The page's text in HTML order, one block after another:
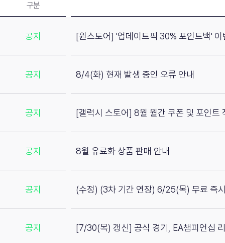
구분
공지 [원스토어] '업데이트픽 30% 포인트백' 이
공지 8/4(화) 현재 발생 중인 오류 안내
공지 [갤럭시 스토어] 8월 월간 쿠폰 및 포인트
공지 8월 유료화 상품 판매 안내
공지 (수정) (3차 기간 연장) 6/25(목) 무료 즉
공지 [7/30(목) 갱신] 공식 경기, EA챔피언십